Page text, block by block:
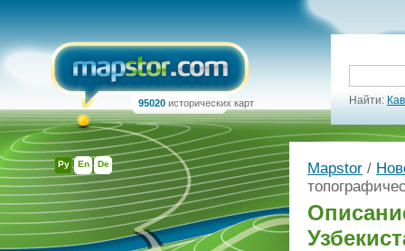
Ру En De
95020 исторических карт Найти:
Mapstor /